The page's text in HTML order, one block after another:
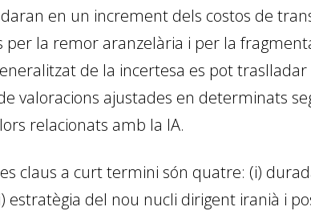
en un increment dels costos de
per la remor aranzelària i per la
de la incertesa es pot
valoracions ajustades en determinats
relacionats amb la IA.
claus a curt termini són quatre: (i)
estratègia del nou nucli dirigent iranià i